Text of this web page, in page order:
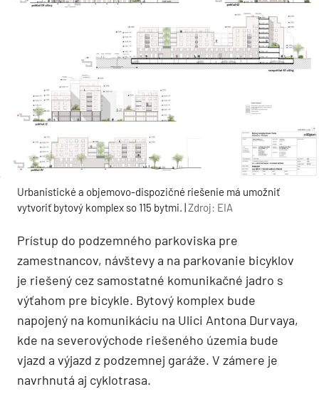
Urbanistické a objemovo-dispozičné riešenie má umožniť
vytvoriť bytový komplex so 115 bytmi. |Zdroj: EIA
Prístup do podzemného parkoviska pre
zamestnancov, návštevy a na parkovanie bicyklov
je riešený cez samostatné komunikačné jadro s
výťahom pre bicykle. Bytový komplex bude
napojený na komunikáciu na Ulici Antona Durvaya,
kde na severovýchode riešeného územia bude
vjazd a výjazd z podzemnej garáže. V zámere je
navrhnutá aj cyklotrasa.